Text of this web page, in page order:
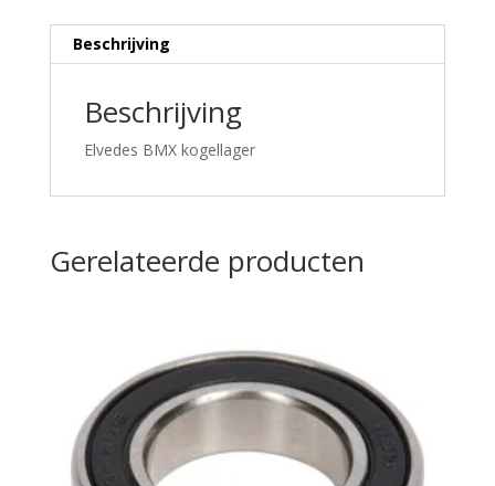
Beschrijving
Beschrijving
Elvedes BMX kogellager
Gerelateerde producten